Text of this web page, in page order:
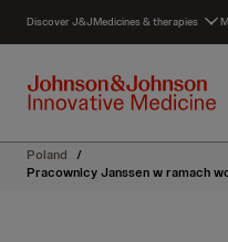
c
Discover J&JMedicines & therapies
Poland /
Pracownicy Janssen w ramach